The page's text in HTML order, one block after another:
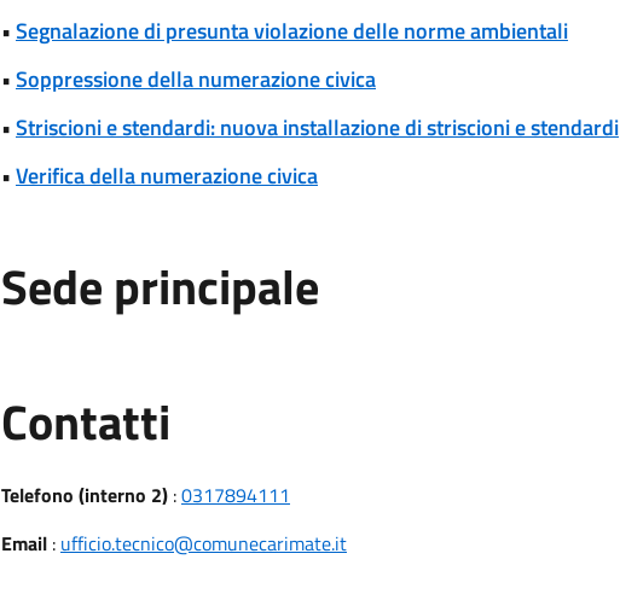
•Segnalazione di presunta violazione delle norme ambientali
•Soppressione della numerazione civica
•Striscioni e stendardi: nuova installazione di striscioni e stendardi
•Verifica della numerazione civica
Sede principale
Contatti
Telefono (interno 2):0317894111
Email : ufficio.tecnico@comunecarimate.it